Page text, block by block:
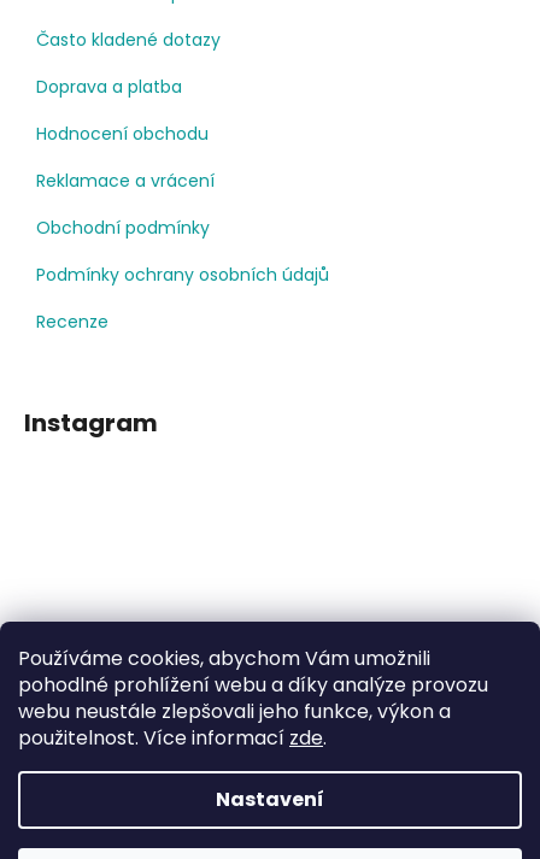
Používáme cookies, abychom Vám umožnili
pohodlné prohlížení webu a díky analýze provozu
webu neustále zlepšovali jeho funkce, výkon a
použitelnost. Více informací zde.
Nastavení
Často kladené dotazy
Doprava a platba
Hodnocení obchodu
Reklamace a vrácení
Obchodní podmínky
Podmínky ochrany osobních údajů
Recenze
Instagram
Sledovat na Instagramu
Facebook
Vytvořil Shoptet